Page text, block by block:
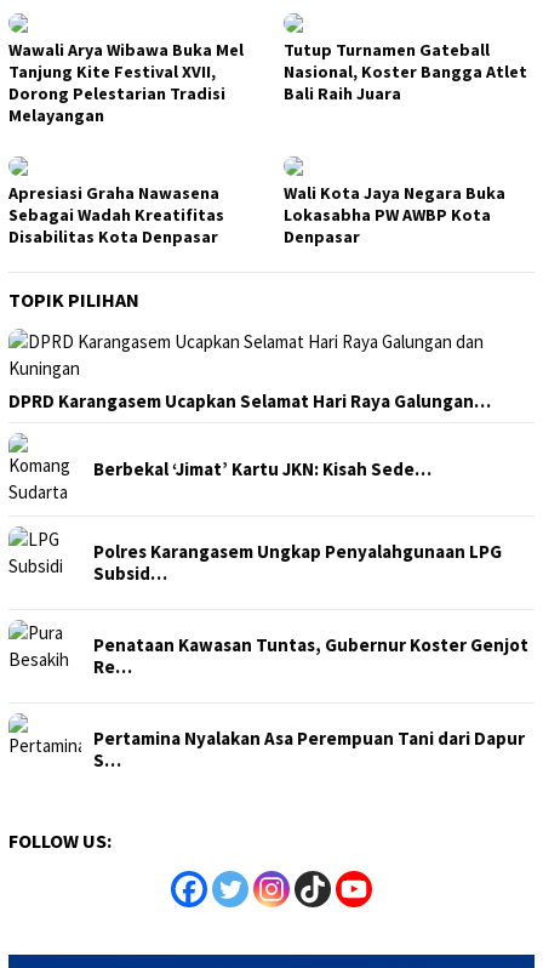
Wawali Arya Wibawa Buka Mel
Tanjung Kite Festival XVII,
Dorong Pelestarian Tradisi
Melayangan
Tutup Turnamen Gateball
Nasional, Koster Bangga Atlet
Bali Raih Juara
Apresiasi Graha Nawasena
Sebagai Wadah Kreatifitas
Disabilitas Kota Denpasar
Wali Kota Jaya Negara Buka
Lokasabha PW AWBP Kota
Denpasar
TOPIK PILIHAN
DPRD Karangasem Ucapkan Selamat Hari Raya Galungan…
Berbekal ‘Jimat’ Kartu JKN: Kisah Sede…
Polres Karangasem Ungkap Penyalahgunaan LPG
Subsid…
Penataan Kawasan Tuntas, Gubernur Koster Genjot
Re…
Pertamina Nyalakan Asa Perempuan Tani dari Dapur
S…
FOLLOW US: